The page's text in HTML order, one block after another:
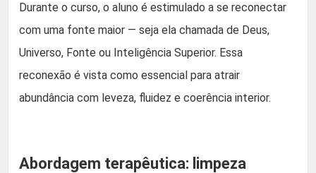
Durante o curso, o aluno é estimulado a se reconectar
com uma fonte maior — seja ela chamada de Deus,
Universo, Fonte ou Inteligência Superior. Essa
reconexão é vista como essencial para atrair
abundância com leveza, fluidez e coerência interior.
Abordagem terapêutica: limpeza